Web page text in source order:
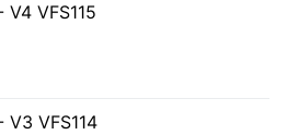
VFS115
V3 VFS114